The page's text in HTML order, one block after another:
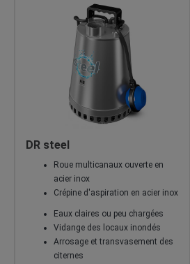
DR steel
Roue multicanaux ouverte en
acier inox
Crépine d'aspiration en acier inox
Eaux claires ou peu chargées
Vidange des locaux inondés
Arrosage et transvasement des
citernes